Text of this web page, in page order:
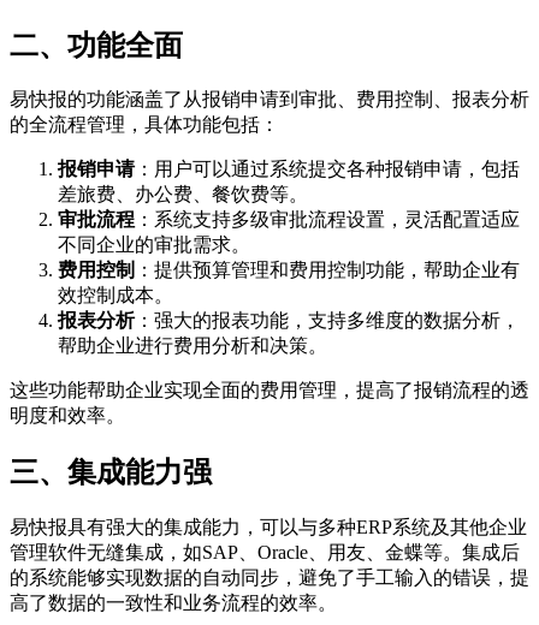
二、功能全面
易快报的功能涵盖了从报销申请到审批、费用控制、报表分析
的全流程管理，具体功能包括：
报销申请：用户可以通过系统提交各种报销申请，包括
差旅费、办公费、餐饮费等。
审批流程 ：系统支持多级审批流程设置，灵活配置适应
不同企业的审批需求。
费用控制 ：提供预算管理和费用控制功能，帮助企业有
效控制成本。
报表分析：强大的报表功能，支持多维度的数据分析，
帮助企业进行费用分析和决策。
这些功能帮助企业实现全面的费用管理，提高了报销流程的透
明度和效率。
三、集成能力强
易快报具有强大的集成能力，可以与多种ERP系统及其他企业
管理软件无缝集成，如SAP、Oracle、用友、金蝶等。集成后
的系统能够实现数据的自动同步，避免了手工输入的错误，提
高了数据的一致性和业务流程的效率。